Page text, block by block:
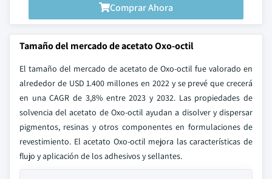
Comprar Ahora
Tamaño del mercado de acetato Oxo-octil
El tamaño del mercado de acetato de Oxo-octil fue valorado en
alrededor de USD 1.400 millones en 2022 y se prevé que crecerá
en una CAGR de 3,8% entre 2023 y 2032. Las propiedades de
solvencia del acetato de Oxo-octil ayudan a disolver y dispersar
pigmentos, resinas y otros componentes en formulaciones de
revestimiento. El acetato Oxo-octil mejora las características de
flujo y aplicación de los adhesivos y sellantes.